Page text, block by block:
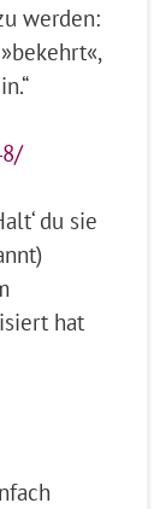
werden:
du sie
hat